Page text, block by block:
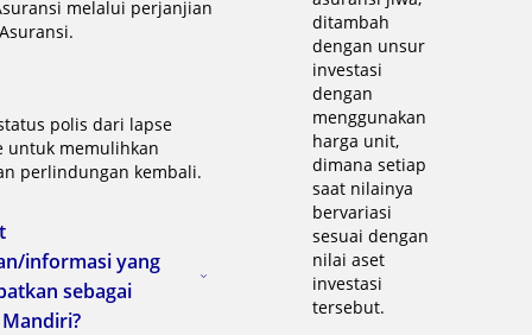
melalui perjanjian
polis dari lapse
untuk memulihkan
perlindungan kembali.
informasi yang
sebagai
ditambah
dengan unsur
investasi
dengan
menggunakan
harga unit,
dimana setiap
saat nilainya
bervariasi
sesuai dengan
nilai aset
investasi
tersebut.